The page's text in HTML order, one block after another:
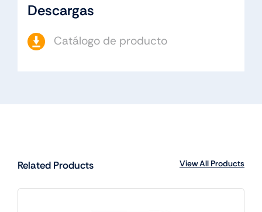
Descargas
Catálogo de producto
Related Products View All Products